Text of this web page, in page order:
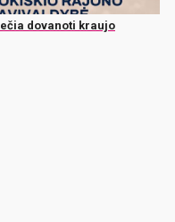
dovanoti kraujo